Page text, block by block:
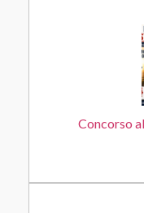
Concorso